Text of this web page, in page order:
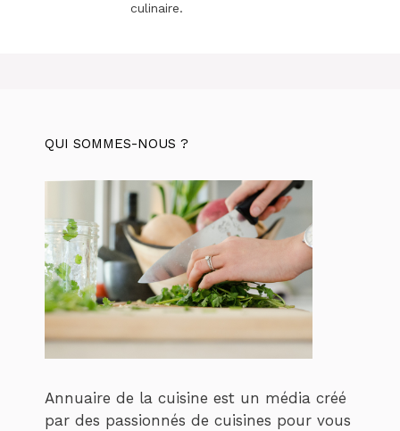
culinaire.
QUI SOMMES-NOUS ?
Annuaire de la cuisine est un média créé
par des passionnés de cuisines pour vous